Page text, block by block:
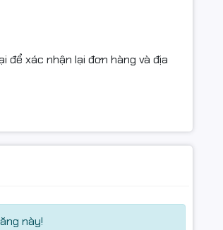
để xác nhận lại đơn hàng và địa
này!